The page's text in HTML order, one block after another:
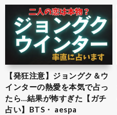
【発狂注意】ジョングク＆ウ
インターの熱愛を本気で占っ
たら…結果が怖すぎた【ガチ
占い】BTS・ aespa